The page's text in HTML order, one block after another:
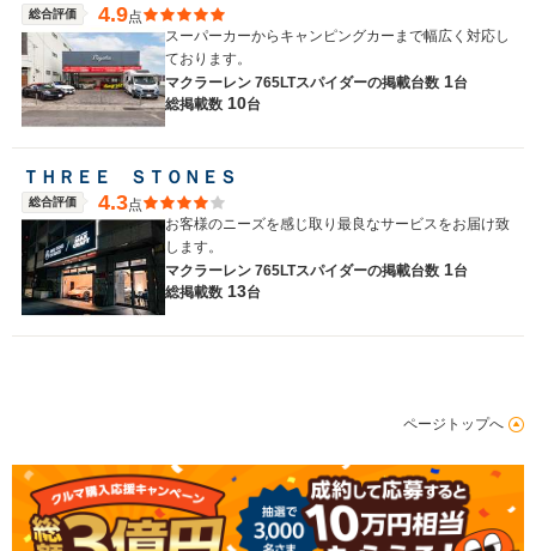
総合評価 4.9点
スーパーカーからキャンピングカーまで幅広く対応し
ております。
マクラーレン 765LTスパイダーの掲載台数 1台
総掲載数 10台
ＴＨＲＥＥ ＳＴＯＮＥＳ
総合評価 4.3点
お客様のニーズを感じ取り最良なサービスをお届け致
します。
マクラーレン 765LTスパイダーの掲載台数 1台
総掲載数 13台
ページトップへ